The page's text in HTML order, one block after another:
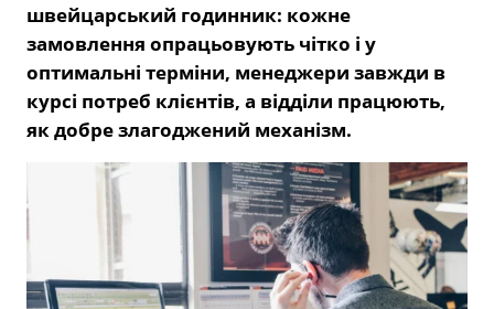
швейцарський годинник: кожне
замовлення опрацьовують чітко і у
оптимальні терміни, менеджери завжди в
курсі потреб клієнтів, а відділи працюють,
як добре злагоджений механізм.